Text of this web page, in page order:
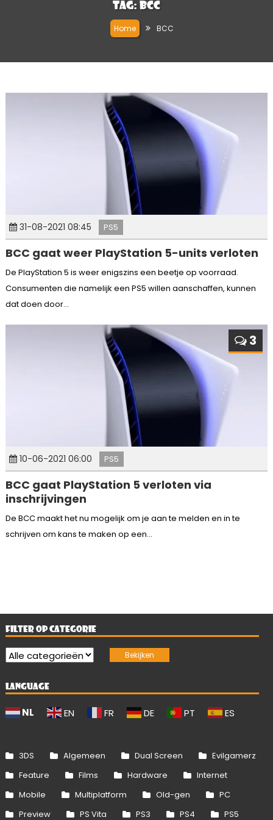
Tag: BCC
Home BCC
31-08-2021 08:45 PS5
BCC gaat weer PlayStation 5-units verloten
De PlayStation 5 is weer enigszins een beetje op voorraad.
Consumenten die namelijk een PS5 willen aanschaffen, kunnen
dat doen door...
3
10-06-2021 06:00 PS5
BCC gaat PlayStation 5 verloten via
inschrijvingen
De BCC maakt het nu mogelijk om je aan te melden en in te
schrijven om kans te maken op een...
FILTER OP CATEGORIE
LANGUAGE
NL EN FR DE PT ES
3DS Algemeen Dual Screen
Evilgamerz
Feature
Films Hardware
Internet
Mobile
Multiplatform Old-gen
PC
Preview
PS Vita PS3 PS4 PS5